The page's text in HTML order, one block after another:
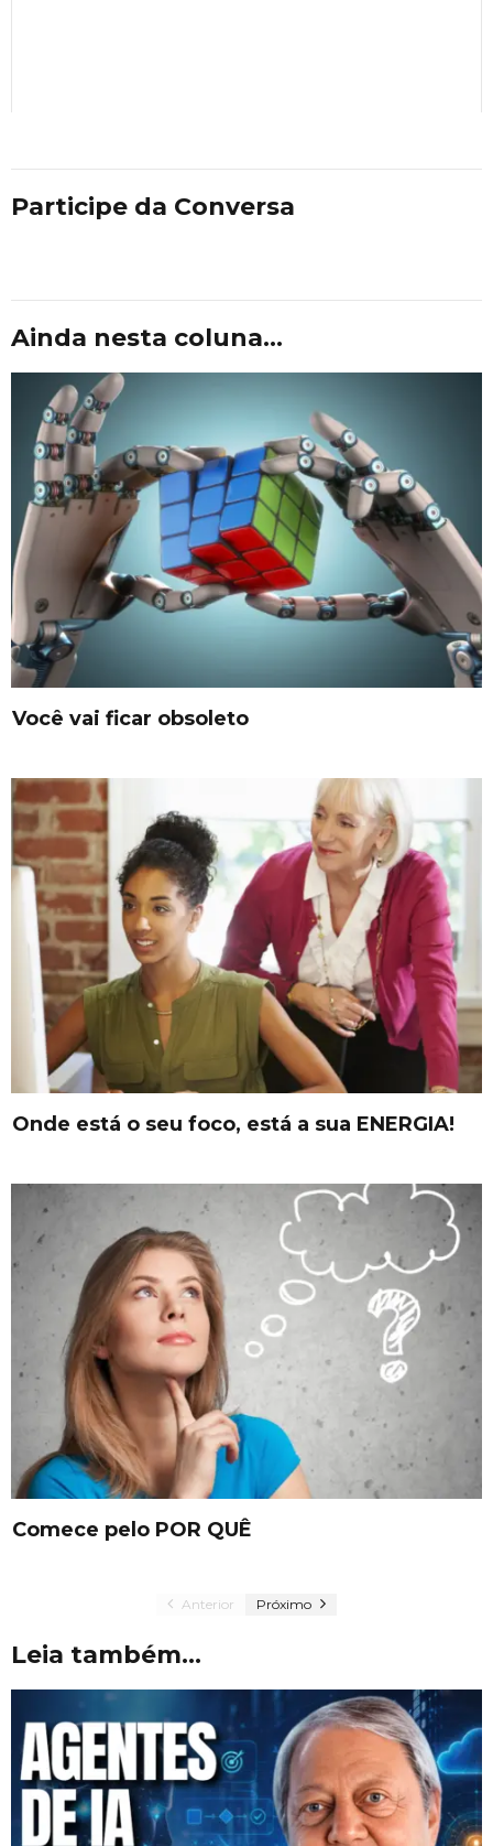
Participe da Conversa
Ainda nesta coluna...
Você vai ficar obsoleto
Onde está o seu foco, está a sua ENERGIA!
Comece pelo POR QUÊ
Anterior Próximo
Leia também...